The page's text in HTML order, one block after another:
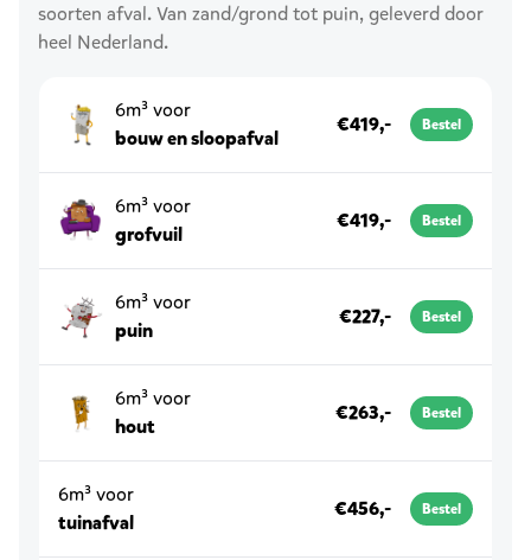
soorten afval. Van zand/grond tot puin, geleverd door
heel Nederland.
6m³ voor
bouw en sloopafval
€419,- Bestel
6m³ voor
grofvuil
€419,- Bestel
6m³ voor
puin
€227,- Bestel
6m³ voor
hout
€263,- Bestel
6m³ voor
tuinafval
€456,- Bestel